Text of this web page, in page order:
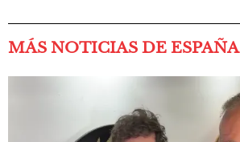
MÁS NOTICIAS DE ESPAÑA